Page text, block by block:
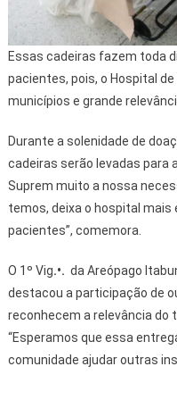
Essas cadeiras fazem toda
pacientes, pois, o Hospital
municípios e grande
Durante a solenidade de
cadeiras serão levadas para
Suprem muito a nossa
temos, deixa o hospital mais
pacientes”, comemora.
O 1º Vig.•. da Areópago
destacou a participação de
reconhecem a relevância do
“Esperamos que essa
comunidade ajudar outras